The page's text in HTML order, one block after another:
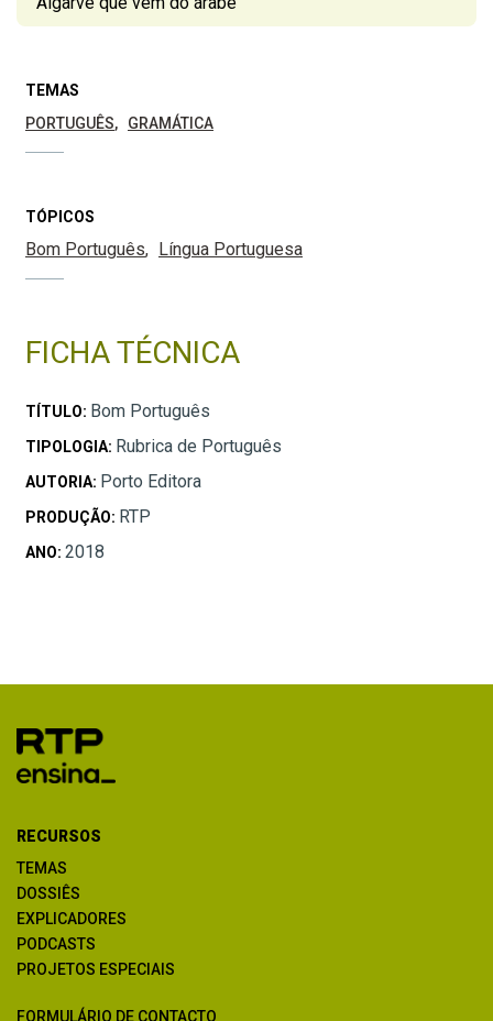
TEMAS
PORTUGUÊS
GRAMÁTICA
TÓPICOS
Bom Português Língua Portuguesa
FICHA TÉCNICA
TÍTULO: Bom Português
TIPOLOGIA: Rubrica de Português
AUTORIA: Porto Editora
PRODUÇÃO: RTP
ANO: 2018
RECURSOS
TEMAS
DOSSIÊS
EXPLICADORES
PODCASTS
PROJETOS ESPECIAIS
FORMULÁRIO DE CONTACTO